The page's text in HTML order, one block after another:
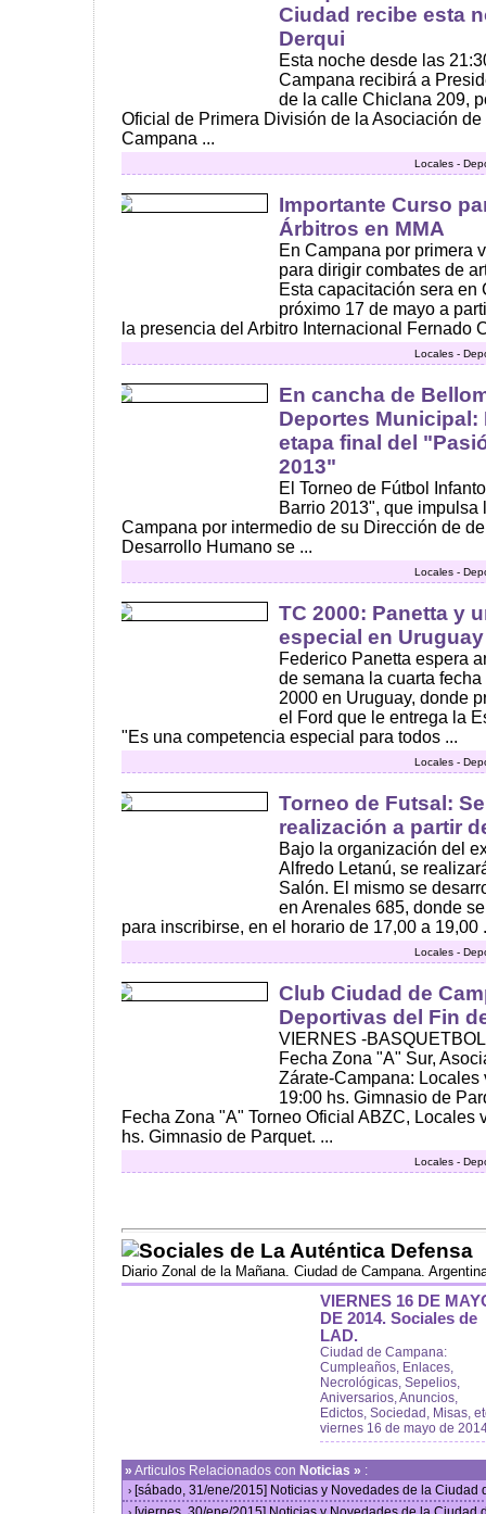
Ciudad recibe esta
Derqui
Esta noche desde las
Campana recibirá a
de la calle Chiclana 209,
Oficial de Primera División de la Asociación
Campana ...
Locales -
Importante Curso
Árbitros en MMA
En Campana por primera
para dirigir combates de
Esta capacitación sera en
próximo 17 de mayo a
la presencia del Arbitro Internacional Fernado
Locales -
En cancha de
Deportes Municipal:
etapa final del
2013"
El Torneo de Fútbol
Barrio 2013", que
Campana por intermedio de su Dirección de
Desarrollo Humano se ...
Locales -
TC 2000: Panetta y
especial en Uruguay
Federico Panetta espera
de semana la cuarta
2000 en Uruguay, donde
el Ford que le entrega la
"Es una competencia especial para todos ...
Locales -
Torneo de Futsal:
realización a partir
Bajo la organización del
Alfredo Letanú, se
Salón. El mismo se
en Arenales 685, donde
para inscribirse, en el horario de 17,00 a 19,00
Locales -
Club Ciudad de
Deportivas del Fin
VIERNES -
Fecha Zona "A" Sur,
Zárate-Campana:
19:00 hs. Gimnasio de
Fecha Zona "A" Torneo Oficial ABZC, Locales
hs. Gimnasio de Parquet. ...
Locales -
Sociales de La Auténtica Defensa
Diario Zonal de la Mañana. Ciudad de Campana.
VIERNES 16 DE
DE 2014. Sociales de
LAD.
Ciudad de Campana:
Cumpleaños, Enlaces,
Necrológicas, Sepelios,
Aniversarios, Anuncios,
Edictos, Sociedad, Misas,
viernes 16 de mayo de
» Articulos Relacionados con Noticias » :
› [sábado, 31/ene/2015] Noticias y Novedades de la Ciudad